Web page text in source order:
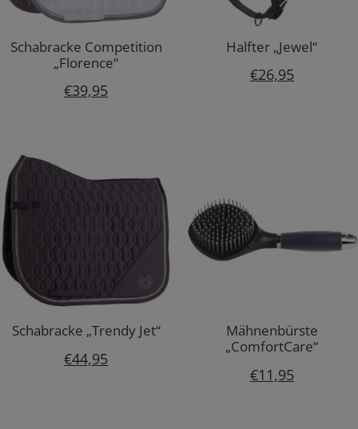
Schabracke Competition
„Florence“
€39,95
Halfter „Jewel“
€26,95
Schabracke „Trendy Jet“
€44,95
Mähnenbürste
„ComfortCare“
€11,95